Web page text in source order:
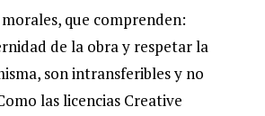
que comprenden:
de la obra y respetar la
son intransferibles y no
las licencias Creative